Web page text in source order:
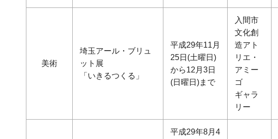
美術
埼玉アール・ブリュ
ット展
「いきるつくる」
平成29年11月
25日(土曜日)
から12月3日
(日曜日)まで
入間市
文化創
造アト
リエ・
アミー
ゴ
ギャラ
リー
平成29年8月4